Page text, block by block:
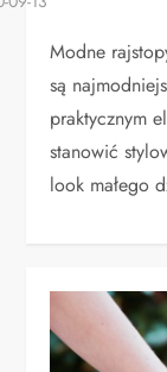
Modne
są
praktycznym
stanowić
look małego